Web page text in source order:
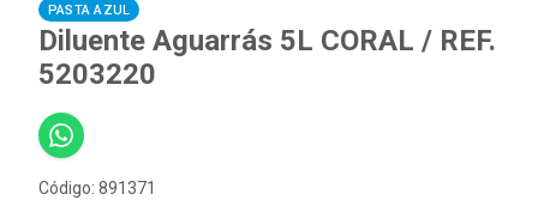
PASTA AZUL
Diluente Aguarrás 5L CORAL / REF.
5203220
Código: 891371